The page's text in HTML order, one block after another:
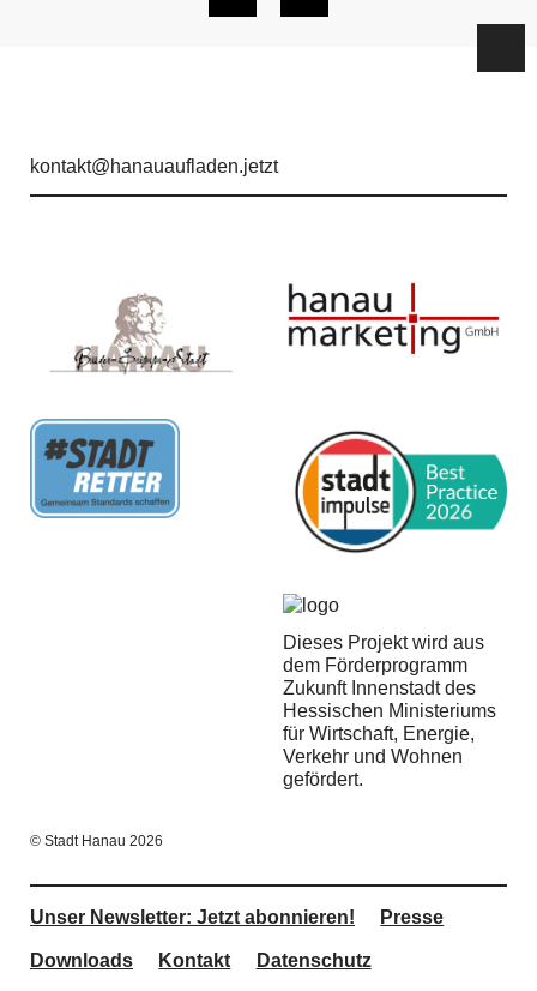
kontakt@hanauaufladen.jetzt
Dieses Projekt wird aus
dem Förderprogramm
Zukunft Innenstadt des
Hessischen Ministeriums
für Wirtschaft, Energie,
Verkehr und Wohnen
gefördert.
© Stadt Hanau 2026
Unser Newsletter: Jetzt abonnieren! Presse
Downloads Kontakt Datenschutz